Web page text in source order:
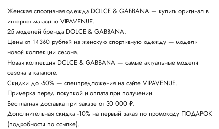
Женская спортивная одежда DOLCE & GABBANA — купить оригинал в
интернет-магазине VIPAVENUE.
25 моделей бренда DOLCE & GABBANA.
Цены от 14360 рублей на женскую спортивную одежду — модели
новой коллекции сезона.
Новая коллекция DOLCE & GABBANA — самые актуальные модели
сезона в каталоге.
Скидки до -50% — спецпредложения на сайте VIPAVENUE.
Примерка перед покупкой и оплата при получении.
Бесплатная доставка при заказе от 30 000 ₽.
Дополнительная скидка -10% на первый заказ по промокоду ПОДАРОК
(подробности по ссылке).